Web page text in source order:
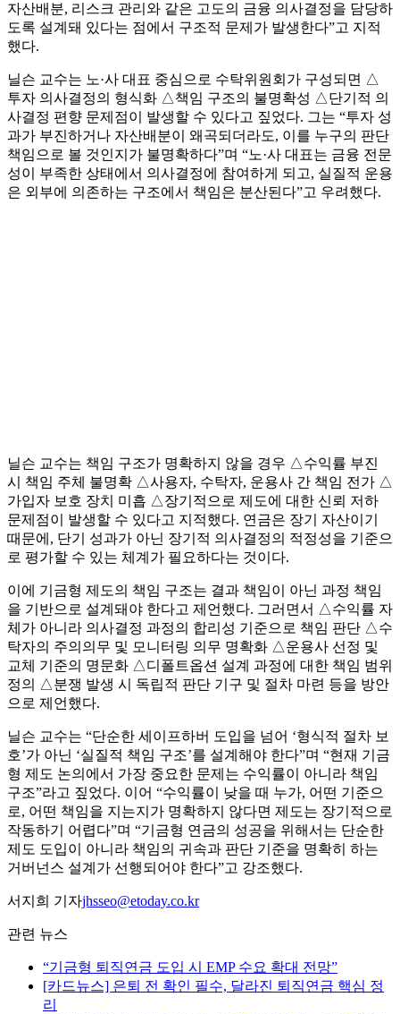
자산배분, 리스크 관리와 같은 고도의 금융 의사결정을 담당하
도록 설계돼 있다는 점에서 구조적 문제가 발생한다”고 지적
했다.
닐슨 교수는 노·사 대표 중심으로 수탁위원회가 구성되면 △
투자 의사결정의 형식화 △책임 구조의 불명확성 △단기적 의
사결정 편향 문제점이 발생할 수 있다고 짚었다. 그는 “투자 성
과가 부진하거나 자산배분이 왜곡되더라도, 이를 누구의 판단
책임으로 볼 것인지가 불명확하다”며 “노·사 대표는 금융 전문
성이 부족한 상태에서 의사결정에 참여하게 되고, 실질적 운용
은 외부에 의존하는 구조에서 책임은 분산된다”고 우려했다.
닐슨 교수는 책임 구조가 명확하지 않을 경우 △수익률 부진
시 책임 주체 불명확 △사용자, 수탁자, 운용사 간 책임 전가 △
가입자 보호 장치 미흡 △장기적으로 제도에 대한 신뢰 저하
문제점이 발생할 수 있다고 지적했다. 연금은 장기 자산이기
때문에, 단기 성과가 아닌 장기적 의사결정의 적정성을 기준으
로 평가할 수 있는 체계가 필요하다는 것이다.
이에 기금형 제도의 책임 구조는 결과 책임이 아닌 과정 책임
을 기반으로 설계돼야 한다고 제언했다. 그러면서 △수익률 자
체가 아니라 의사결정 과정의 합리성 기준으로 책임 판단 △수
탁자의 주의의무 및 모니터링 의무 명확화 △운용사 선정 및
교체 기준의 명문화 △디폴트옵션 설계 과정에 대한 책임 범위
정의 △분쟁 발생 시 독립적 판단 기구 및 절차 마련 등을 방안
으로 제언했다.
닐슨 교수는 “단순한 세이프하버 도입을 넘어 ‘형식적 절차 보
호’가 아닌 ‘실질적 책임 구조’를 설계해야 한다”며 “현재 기금
형 제도 논의에서 가장 중요한 문제는 수익률이 아니라 책임
구조”라고 짚었다. 이어 “수익률이 낮을 때 누가, 어떤 기준으
로, 어떤 책임을 지는지가 명확하지 않다면 제도는 장기적으로
작동하기 어렵다”며 “기금형 연금의 성공을 위해서는 단순한
제도 도입이 아니라 책임의 귀속과 판단 기준을 명확히 하는
거버넌스 설계가 선행되어야 한다”고 강조했다.
서지희 기자jhsseo@etoday.co.kr
관련 뉴스
“기금형 퇴직연금 도입 시 EMP 수요 확대 전망”
[카드뉴스] 은퇴 전 확인 필수, 달라진 퇴직연금 핵심 정
리